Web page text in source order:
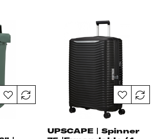
UPSCAPE | Spinner